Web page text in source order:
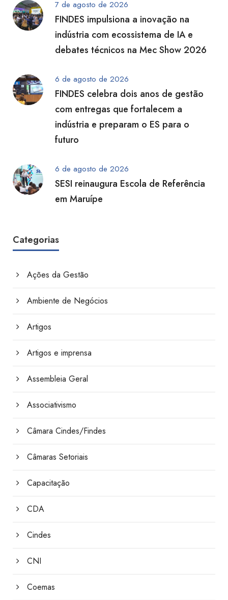
7 de agosto de 2026
FINDES impulsiona a inovação na
indústria com ecossistema de IA e
debates técnicos na Mec Show 2026
6 de agosto de 2026
FINDES celebra dois anos de gestão
com entregas que fortalecem a
indústria e preparam o ES para o
futuro
6 de agosto de 2026
SESI reinaugura Escola de Referência
em Maruípe
Categorias
Ações da Gestão
Ambiente de Negócios
Artigos
Artigos e imprensa
Assembleia Geral
Associativismo
Câmara Cindes/Findes
Câmaras Setoriais
Capacitação
CDA
Cindes
CNI
Coemas